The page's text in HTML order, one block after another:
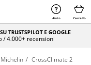
Aiuto Carrello
TRUSTSPILOT E GOOGLE
/ 4.000+ recensioni
CrossClimate 2